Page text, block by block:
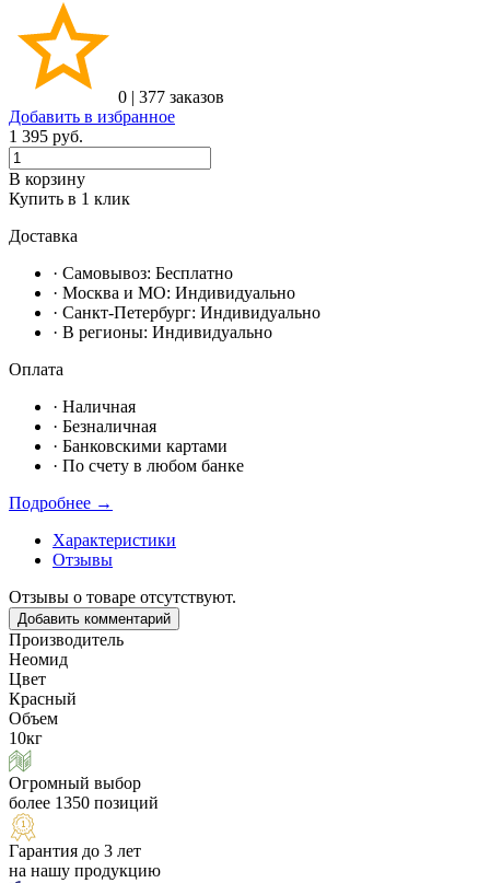
0 | 377 заказов
Добавить в избранное
1 395 руб.
В корзину
Купить в 1 клик
Доставка
· Самовывоз: Бесплатно
· Москвa и МО: Индивидуально
· Санкт-Петербург: Индивидуально
· В регионы: Индивидуально
Оплата
· Наличная
· Безналичная
· Банковскими картами
· По счету в любом банке
Подробнее →
Характеристики
Отзывы
Отзывы о товаре отсутствуют.
Добавить комментарий
Производитель
Неомид
Цвет
Красный
Объем
10кг
Огромный выбор
более 1350 позиций
Гарантия до 3 лет
на нашу продукцию